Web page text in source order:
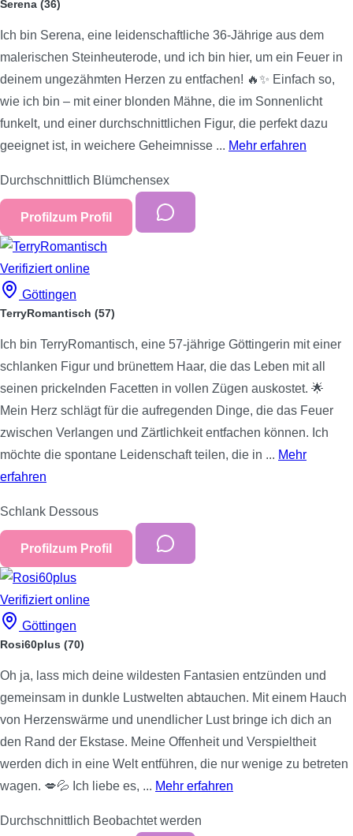
Serena (36)
Ich bin Serena, eine leidenschaftliche 36-Jährige aus dem
malerischen Steinheuterode, und ich bin hier, um ein Feuer in
deinem ungezähmten Herzen zu entfachen! 🔥✨ Einfach so,
wie ich bin – mit einer blonden Mähne, die im Sonnenlicht
funkelt, und einer durchschnittlichen Figur, die perfekt dazu
geeignet ist, in weichere Geheimnisse ... Mehr erfahren
Durchschnittlich Blümchensex
Profil zum Profil
Verifiziertonline
Göttingen
TerryRomantisch (57)
Ich bin TerryRomantisch, eine 57-jährige Göttingerin mit einer
schlanken Figur und brünettem Haar, die das Leben mit all
seinen prickelnden Facetten in vollen Zügen auskostet. 🌟
Mein Herz schlägt für die aufregenden Dinge, die das Feuer
zwischen Verlangen und Zärtlichkeit entfachen können. Ich
möchte die spontane Leidenschaft teilen, die in ... Mehr
erfahren
Schlank Dessous
Profil zum Profil
Verifiziertonline
Göttingen
Rosi60plus (70)
Oh ja, lass mich deine wildesten Fantasien entzünden und
gemeinsam in dunkle Lustwelten abtauchen. Mit einem Hauch
von Herzenswärme und unendlicher Lust bringe ich dich an
den Rand der Ekstase. Meine Offenheit und Verspieltheit
werden dich in eine Welt entführen, die nur wenige zu betreten
wagen. 💋💦 Ich liebe es, ... Mehr erfahren
Durchschnittlich Beobachtet werden